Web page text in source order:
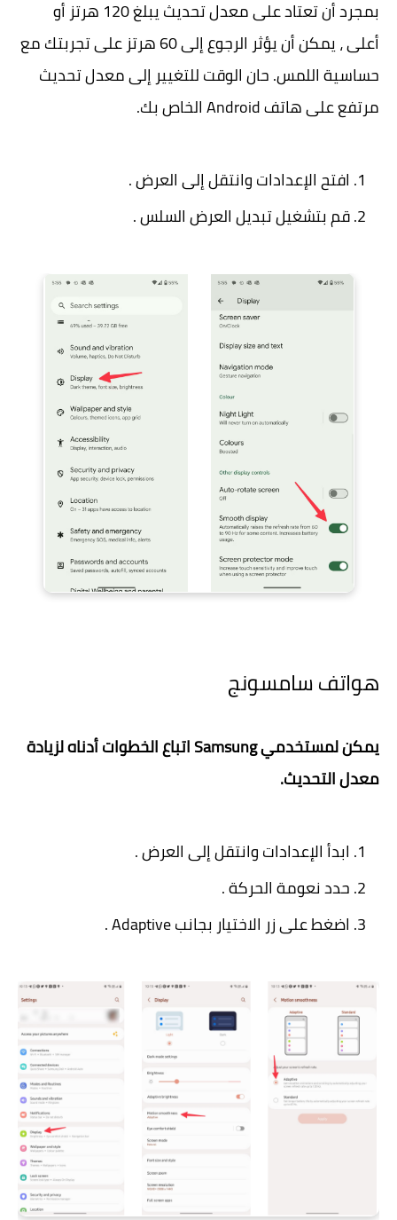
بمجرد أن تعتاد على معدل تحديث يبلغ 120 هرتز أو
أعلى ، يمكن أن يؤثر الرجوع إلى 60 هرتز على تجربتك مع
حساسية اللمس. حان الوقت للتغيير إلى معدل تحديث
مرتفع على هاتف Android الخاص بك.
افتح الإعدادات وانتقل إلى العرض .
قم بتشغيل تبديل العرض السلس .
هواتف سامسونج
يمكن لمستخدمي Samsung اتباع الخطوات أدناه لزيادة
معدل التحديث.
ابدأ الإعدادات وانتقل إلى العرض .
حدد نعومة الحركة .
اضغط على زر الاختيار بجانب Adaptive .